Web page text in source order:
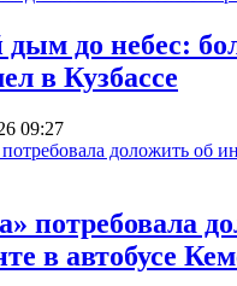
до небес:
в Кузбассе
09:27
потребовала
в автобусе